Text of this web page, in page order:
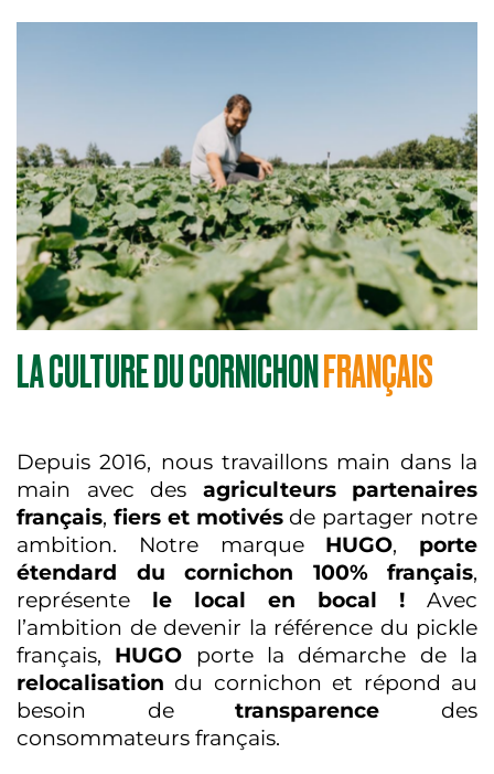
LA CULTURE DU CORNICHON FRANÇAIS
Depuis 2016, nous travaillons main dans la
main avec des agriculteurs partenaires
français, fiers et motivésde partager notre
ambition. Notre marque HUGO, porte
étendard du cornichon 100% français,
représente le local en bocal ! Avec
l’ambition de devenir la référence du pickle
français, HUGO porte la démarche de la
relocalisation du cornichon et répond au
besoin detransparence des
consommateurs français.